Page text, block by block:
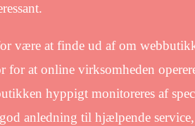
være at finde ud af om
at online virksomheden
hyppigt monitoreres af
anledning til hjælpende